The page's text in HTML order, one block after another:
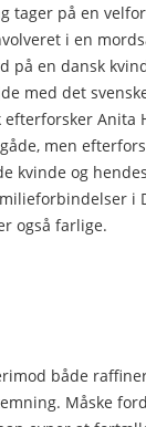
tager på en
i en
på en dansk
med det
Anita
men
kvinde og
i
også farlige.
både
Måske